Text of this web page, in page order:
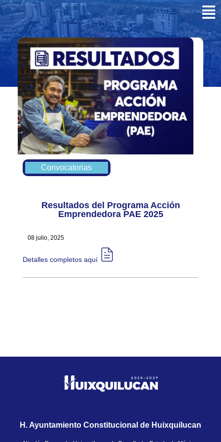
Convocatorias
Resultados del Programa Acción
Emprendedora PAE 2025
08 julio, 2025
Detalles completos aquí​​
H. Ayuntamiento Constitucional de Huixquilucan